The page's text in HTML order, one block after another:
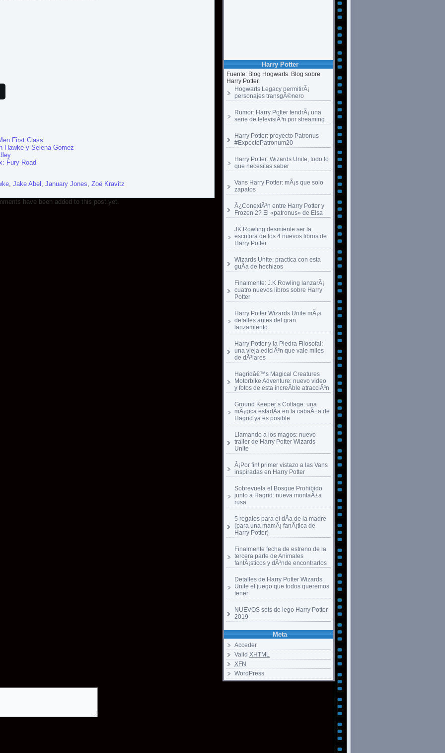
Harry Potter
Fuente: Blog Hogwarts. Blog sobre
Harry Potter.
Hogwarts Legacy permitirÃ¡
personajes transgÃ©nero
Rumor: Harry Potter tendrÃ¡ una
serie de televisiÃ³n por streaming
Harry Potter: proyecto Patronus
#ExpectoPatronum20
Harry Potter: Wizards Unite, todo lo
que necesitas saber
Vans Harry Potter: mÃ¡s que solo
zapatos
Â¿ConexiÃ³n entre Harry Potter y
Frozen 2? El «patronus» de Elsa
JK Rowling desmiente ser la
escritora de los 4 nuevos libros de
Harry Potter
Wizards Unite: practica con esta
guÃ­a de hechizos
Finalmente: J.K Rowling lanzarÃ¡
cuatro nuevos libros sobre Harry
Potter
Harry Potter Wizards Unite mÃ¡s
detalles antes del gran
lanzamiento
Harry Potter y la Piedra Filosofal:
una vieja ediciÃ³n que vale miles
de dÃ³lares
Hagridâ€™s Magical Creatures
Motorbike Adventure: nuevo video
y fotos de esta increÃ­ble atracciÃ³n
Ground Keeper’s Cottage: una
mÃ¡gica estadÃ­a en la cabaÃ±a de
Hagrid ya es posible
Llamando a los magos: nuevo
trailer de Harry Potter Wizards
Unite
Â¡Por fin! primer vistazo a las Vans
inspiradas en Harry Potter
Sobrevuela el Bosque Prohibido
junto a Hagrid: nueva montaÃ±a
rusa
5 regalos para el dÃ­a de la madre
(para una mamÃ¡ fanÃ¡tica de
Harry Potter)
Finalmente fecha de estreno de la
tercera parte de Animales
fantÃ¡sticos y dÃ³nde encontrarlos
Detalles de Harry Potter Wizards
Unite el juego que todos queremos
tener
NUEVOS sets de lego Harry Potter
2019
Meta
Acceder
Valid XHTML
XFN
WordPress
First Class
Hawke y Selena Gomez
Fury Road’
, Jake Abel , January Jones, Zoë Kravitz
have been added to this post yet.